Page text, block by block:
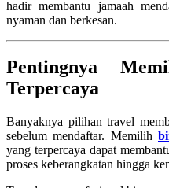
hadir membantu jamaah
nyaman dan berkesan.
Pentingnya
Terpercaya
Banyaknya pilihan travel
sebelum mendaftar. Memilih
yang terpercaya dapat
proses keberangkatan hingga